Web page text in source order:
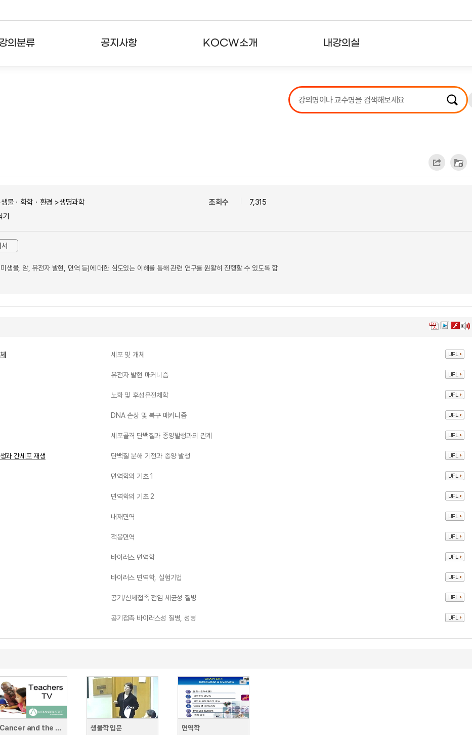
의분류 공지사항 KOCW소개 내강의실
강의리스트
수강확인증강의
물ㆍ화학ㆍ환경 >생명과학
조회수 7,315
생물, 암, 유전자 발현, 면역 등)에 대한 심도있는 이해를 통해 관련 연구를 원활히 진행할 수 있도록 함
세포 및 개체
유전자 발현 매커니즘
노화 및 후성유전체학
DNA 손상 및 복구 매커니즘
세포골격 단백질과 종양발생과의 관계
과 간세포 재생 단백질 분해 기전과 종양 발생
면역학의 기초 1
면역학의 기초 2
내재면역
적응면역
바이러스 면역학
바이러스 면역학, 실험기법
공기/신체접족 전염 세균성 질병
공기접촉 바이러스성 질병, 성병
Cancer and the Genome: The Issue
생물학 입문
면역학